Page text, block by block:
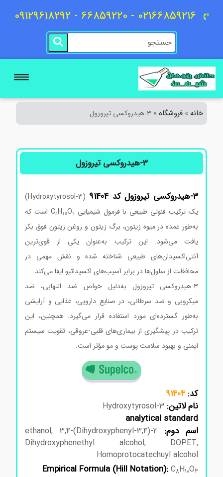
02166859216 - 66859220 - 09129618292
خانه»فروشگاه»۳-هیدروکسی تیروزول
(3-Hydroxytyrosol)
یک ترکیب فنولی طبیعی با فرمول شیمیایی C₈H₁₀O₃ است که
به‌طور عمده در میوه زیتون، برگ زیتون و روغن زیتون فوق بکر
یافت می‌شود. این ترکیب به‌عنوان یکی از قوی‌ترین
آنتی‌اکسیدان‌های طبیعی شناخته شده و نقش مهمی در
محافظت از سلول‌ها در برابر آسیب‌های اکسیداتیو ایفا می‌کند.
۳-هیدروکسی تیروزول به‌دلیل خواص ضد التهابی، ضد
میکروبی و ضد سرطانی، در صنایع دارویی، غذایی و آرایشی
به‌طور گسترده‌ای مورد استفاده قرار می‌گیرد. همچنین، این
ترکیب در پیشگیری از بیماری‌های قلبی-عروقی، تقویت سیستم
ایمنی و بهبود سلامت پوست و مو مؤثر است.
کد:91404
نام لاتین:3-Hydroxytyrosol
analytical standard
اسم دوم:
2-(3,4-Dihydroxyphenyl)ethanol, 3,4-
Dihydroxyphenethyl alcohol, DOPET,
Homoprotocatechuyl alcohol
Empirical Formula (Hill Notation):C8H10